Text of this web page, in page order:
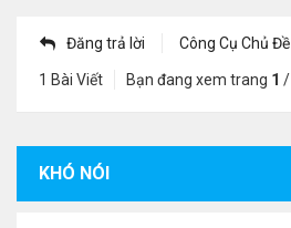
Đăng trả lời Công Cụ Chủ Đề
1 Bài Viết Bạn đang xem trang 1 /
KHÓ NÓI